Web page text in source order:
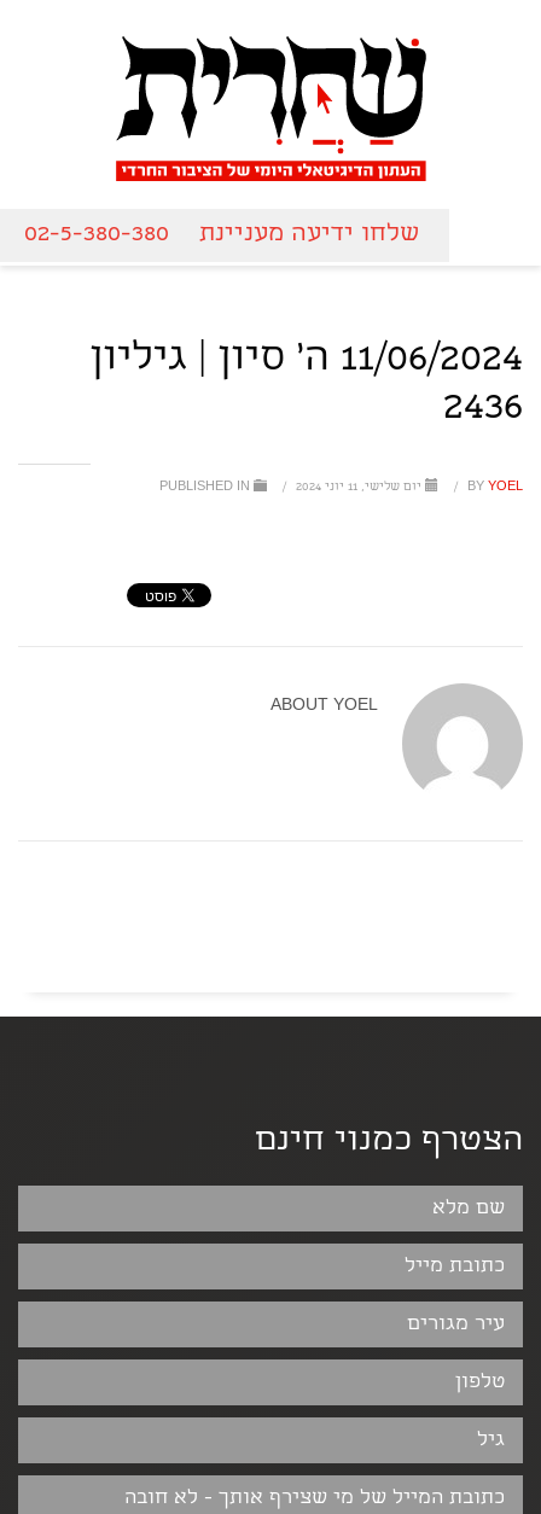
שלחו ידיעה מעניינת 02-5-380-380
11/06/2024 ה' סיון | גיליון
2436
BY YOEL
/ יום שלישי, 11 יוני 2024 /
ABOUT YOEL
הצטרף כמנוי חינם